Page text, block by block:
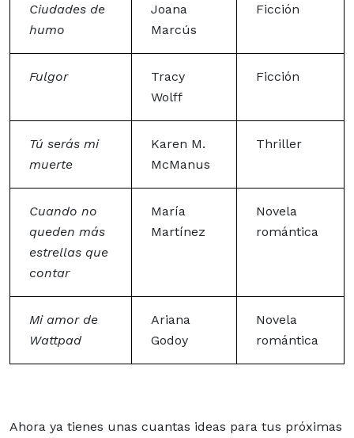
Ciudades de
humo
Joana
Marcús
Ficción
Fulgor
Tracy
Wolff
Ficción
Tú serás mi
muerte
Karen M.
McManus
Thriller
Cuando no
queden más
estrellas que
contar
María
Martínez
Novela
romántica
Mi amor de
Wattpad
Ariana
Godoy
Novela
romántica
Ahora ya tienes unas cuantas ideas para tus próximas